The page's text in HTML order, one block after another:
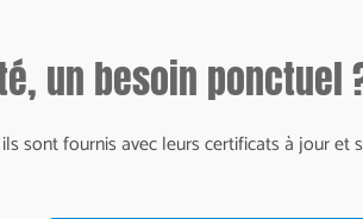
un besoin ponctuel
sont fournis avec leurs certificats à jour